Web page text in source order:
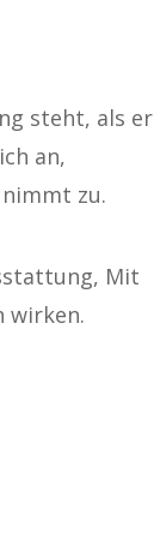
steht, als er
an,
zu.
Mit
wirken.